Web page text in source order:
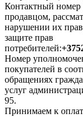
Контактный номер
продавцом,
нарушении их
защите прав
потребителей:
Номер
покупателей в
обращениях
услуг
95.
Принимаем к